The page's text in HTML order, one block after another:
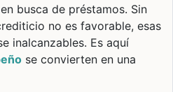
busca de préstamos. Sin
no es favorable, esas
inalcanzables. Es aquí
se convierten en una